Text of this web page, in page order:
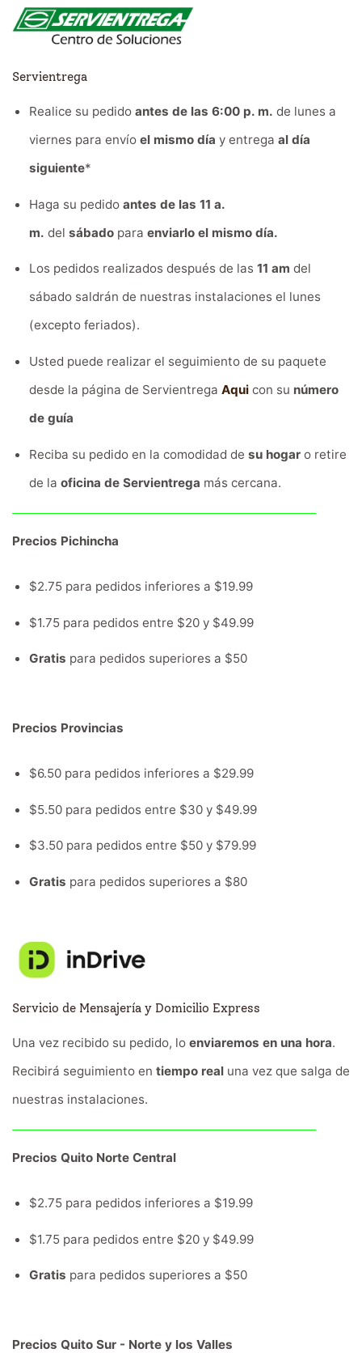
Servientrega
Realice su pedido antes de las 6:00 p. m. de lunes a
viernes para envío el mismo día y entrega al día
siguiente*
Haga su pedido antes de las 11 a.
m. del sábadopara enviarlo el mismo día.
Los pedidos realizados después de las 11 am del
sábado saldrán de nuestras instalaciones el lunes
(excepto feriados).
Usted puede realizar el seguimiento de su paquete
desde la página de Servientrega Aquicon su número
de guía
Reciba su pedido en la comodidad de su hogaro retire
de la oficina de Servientrega más cercana.
Precios Pichincha
$2.75 para pedidos inferiores a $19.99
$1.75 para pedidos entre $20 y $49.99
Gratis para pedidos superiores a $50
Precios Provincias
$6.50 para pedidos inferiores a $29.99
$5.50 para pedidos entre $30 y $49.99
$3.50 para pedidos entre $50 y $79.99
Gratis para pedidos superiores a $80
Servicio de Mensajería y Domicilio Express
Una vez recibido su pedido, lo enviaremos en una hora.
Recibirá seguimiento en tiempo real una vez que salga de
nuestras instalaciones.
Precios Quito Norte Central
$2.75 para pedidos inferiores a $19.99
$1.75 para pedidos entre $20 y $49.99
Gratis para pedidos superiores a $50
Precios Quito Sur - Norte y los Valles